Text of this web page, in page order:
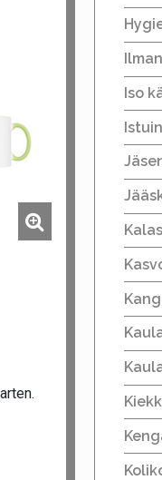
Iso